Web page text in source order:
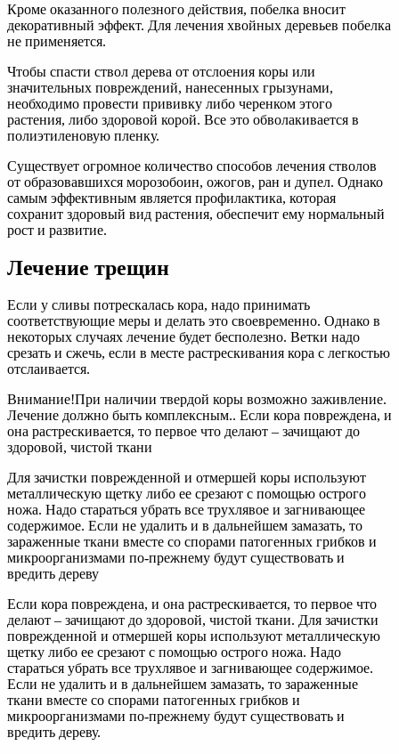
Кроме оказанного полезного действия, побелка вносит
декоративный эффект. Для лечения хвойных деревьев побелка
не применяется.
Чтобы спасти ствол дерева от отслоения коры или
значительных повреждений, нанесенных грызунами,
необходимо провести прививку либо черенком этого
растения, либо здоровой корой. Все это обволакивается в
полиэтиленовую пленку.
Существует огромное количество способов лечения стволов
от образовавшихся морозобоин, ожогов, ран и дупел. Однако
самым эффективным является профилактика, которая
сохранит здоровый вид растения, обеспечит ему нормальный
рост и развитие.
Лечение трещин
Если у сливы потрескалась кора, надо принимать
соответствующие меры и делать это своевременно. Однако в
некоторых случаях лечение будет бесполезно. Ветки надо
срезать и сжечь, если в месте растрескивания кора с легкостью
отслаивается.
Внимание!При наличии твердой коры возможно заживление.
Лечение должно быть комплексным.. Если кора повреждена, и
она растрескивается, то первое что делают – зачищают до
здоровой, чистой ткани
Для зачистки поврежденной и отмершей коры используют
металлическую щетку либо ее срезают с помощью острого
ножа. Надо стараться убрать все трухлявое и загнивающее
содержимое. Если не удалить и в дальнейшем замазать, то
зараженные ткани вместе со спорами патогенных грибков и
микроорганизмами по-прежнему будут существовать и
вредить дереву
Если кора повреждена, и она растрескивается, то первое что
делают – зачищают до здоровой, чистой ткани. Для зачистки
поврежденной и отмершей коры используют металлическую
щетку либо ее срезают с помощью острого ножа. Надо
стараться убрать все трухлявое и загнивающее содержимое.
Если не удалить и в дальнейшем замазать, то зараженные
ткани вместе со спорами патогенных грибков и
микроорганизмами по-прежнему будут существовать и
вредить дереву.